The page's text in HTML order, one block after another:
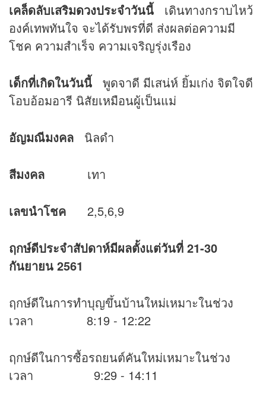
เคล็ดลับเสริมดวงประจำวันนี้ เดินทางกราบไหว้
องค์เทพทันใจ จะได้รับพรที่ดี ส่งผลต่อความมี
โชค ความสำเร็จ ความเจริญรุ่งเรือง
เด็กที่เกิดในวันนี้ พูดจาดี มีเสน่ห์ ยิ้มเก่ง จิตใจดี
โอบอ้อมอารี นิสัยเหมือนผู้เป็นแม่
อัญมณีมงคล นิลดำ
สีมงคล เทา
เลขนำโชค 2,5,6,9
ฤกษ์ดีประจำสัปดาห์มีผลตั้งแต่วันที่ 21-30
กันยายน 2561
ฤกษ์ดีในการทำบุญขึ้นบ้านใหม่เหมาะในช่วง
เวลา 8:19 - 12:22
ฤกษ์ดีในการซื้อรถยนต์คันใหม่เหมาะในช่วง
เวลา 9:29 - 14:11